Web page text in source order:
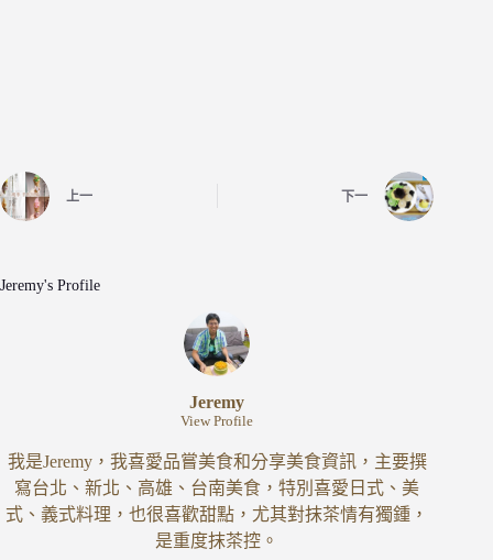
上一 下一
Jeremy's Profile
Jeremy
View Profile
我是Jeremy，我喜愛品嘗美食和分享美食資訊，主要撰
寫台北、新北、高雄、台南美食，特別喜愛日式、美
式、義式料理，也很喜歡甜點，尤其對抹茶情有獨鍾，
是重度抹茶控。